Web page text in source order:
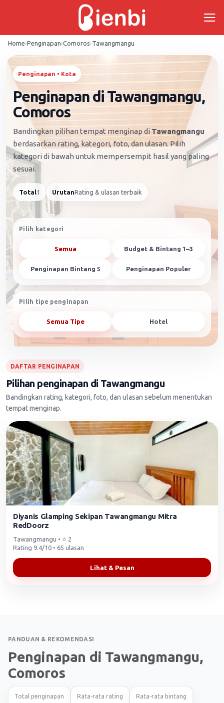
Home›Penginapan›Comoros›Tawangmangu
Penginapan • Kota
Penginapan di Tawangmangu,
Comoros
Bandingkan pilihan tempat menginap di Tawangmangu
berdasarkan rating, kategori, foto, dan ulasan. Pilih
kategori di bawah untuk mempersempit hasil yang paling
sesuai.
Total1 UrutanRating & ulasan terbaik
Pilih kategori
Semua Budget & Bintang 1–3
Penginapan Bintang 5 Penginapan Populer
Pilih tipe penginapan
Semua Tipe Hotel
DAFTAR PENGINAPAN
Pilihan penginapan di Tawangmangu
Bandingkan rating, kategori, foto, dan ulasan sebelum menentukan
tempat menginap.
Diyanis Glamping Sekipan Tawangmangu Mitra
RedDoorz
Tawangmangu • ⭐ 2
Rating 9.4/10 • 65 ulasan
Lihat & Pesan
PANDUAN & REKOMENDASI
Penginapan di Tawangmangu,
Comoros
Total penginapan Rata-rata rating Rata-rata bintang